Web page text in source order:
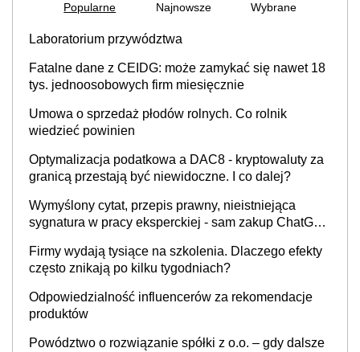
Popularne Najnowsze Wybrane
Laboratorium przywództwa
Fatalne dane z CEIDG: może zamykać się nawet 18
tys. jednoosobowych firm miesięcznie
Umowa o sprzedaż płodów rolnych. Co rolnik
wiedzieć powinien
Optymalizacja podatkowa a DAC8 - kryptowaluty za
granicą przestają być niewidoczne. I co dalej?
Wymyślony cytat, przepis prawny, nieistniejąca
sygnatura w pracy eksperckiej - sam zakup ChatGPT
Firmy wydają tysiące na szkolenia. Dlaczego efekty
często znikają po kilku tygodniach?
Odpowiedzialność influencerów za rekomendacje
produktów
Powództwo o rozwiązanie spółki z o.o. – gdy dalsze